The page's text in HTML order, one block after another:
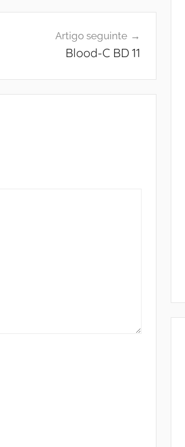
Artigo seguinte
Blood-C BD 11